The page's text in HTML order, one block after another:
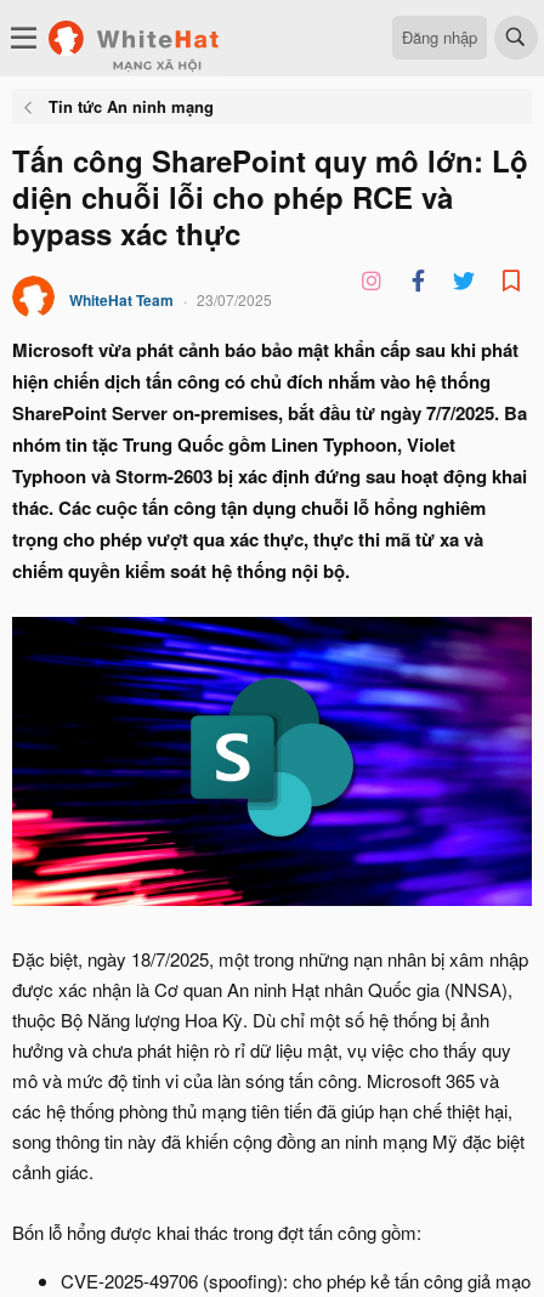
Đăng nhập
Tin tức An ninh mạng
Tấn công SharePoint quy mô lớn: Lộ
diện chuỗi lỗi cho phép RCE và
bypass xác thực
WhiteHat Team 23/07/2025
Microsoft vừa phát cảnh báo bảo mật khẩn cấp sau khi phát
hiện chiến dịch tấn công có chủ đích nhắm vào hệ thống
SharePoint Server on-premises, bắt đầu từ ngày 7/7/2025. Ba
nhóm tin tặc Trung Quốc gồm Linen Typhoon, Violet
Typhoon và Storm-2603 bị xác định đứng sau hoạt động khai
thác. Các cuộc tấn công tận dụng chuỗi lỗ hổng nghiêm
trọng cho phép vượt qua xác thực, thực thi mã từ xa và
chiếm quyền kiểm soát hệ thống nội bộ.
Đặc biệt, ngày 18/7/2025, một trong những nạn nhân bị xâm nhập
được xác nhận là Cơ quan An ninh Hạt nhân Quốc gia (NNSA),
thuộc Bộ Năng lượng Hoa Kỳ. Dù chỉ một số hệ thống bị ảnh
hưởng và chưa phát hiện rò rỉ dữ liệu mật, vụ việc cho thấy quy
mô và mức độ tinh vi của làn sóng tấn công. Microsoft 365 và
các hệ thống phòng thủ mạng tiên tiến đã giúp hạn chế thiệt hại,
song thông tin này đã khiến cộng đồng an ninh mạng Mỹ đặc biệt
cảnh giác.
Bốn lỗ hổng được khai thác trong đợt tấn công gồm:
CVE-2025-49706 (spoofing): cho phép kẻ tấn công giả mạo